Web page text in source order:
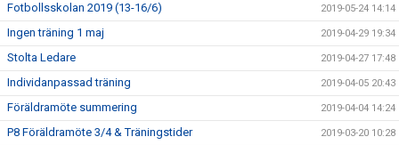
Fotbollsskolan 2019 (13-16/6) 2019-05-24 14:14
Ingen träning 1 maj 2019-04-29 19:34
Stolta Ledare 2019-04-27 17:48
Individanpassad träning 2019-04-05 20:43
Föräldramöte summering 2019-04-04 14:24
P8 Föräldramöte 3/4 & Träningstider 2019-03-20 10:28